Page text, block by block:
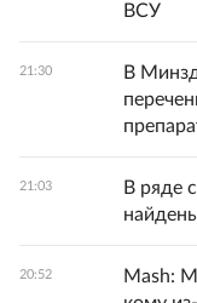
ВСУ
21:30
В
21:03
В ряде
20:52
Mash: